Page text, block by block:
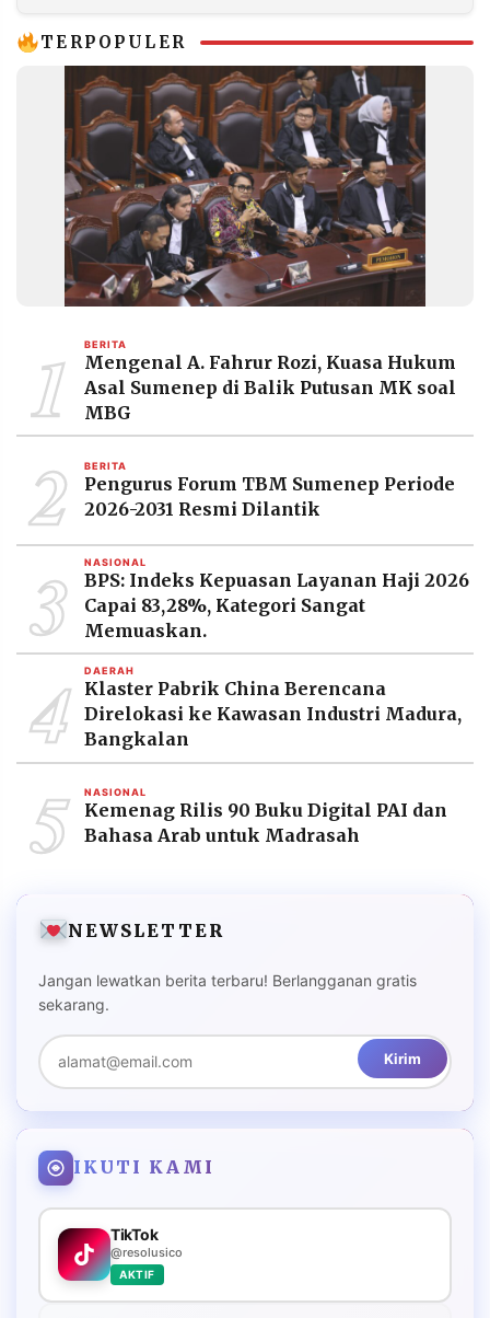
TERPOPULER
1 BERITA
Mengenal A. Fahrur Rozi, Kuasa Hukum
Asal Sumenep di Balik Putusan MK soal
MBG
2 BERITA
Pengurus Forum TBM Sumenep Periode
2026-2031 Resmi Dilantik
3 NASIONAL
BPS: Indeks Kepuasan Layanan Haji 2026
Capai 83,28%, Kategori Sangat
Memuaskan.
4 DAERAH
Klaster Pabrik China Berencana
Direlokasi ke Kawasan Industri Madura,
Bangkalan
5 NASIONAL
Kemenag Rilis 90 Buku Digital PAI dan
Bahasa Arab untuk Madrasah
NEWSLETTER
Jangan lewatkan berita terbaru! Berlangganan gratis
sekarang.
Kirim
IKUTI KAMI
TikTok
@resolusico
AKTIF